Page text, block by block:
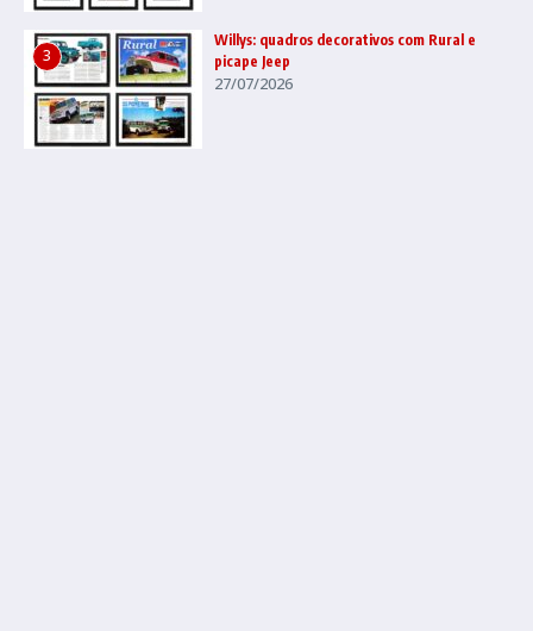
3
Willys: quadros decorativos com Rural e
picape Jeep
27/07/2026